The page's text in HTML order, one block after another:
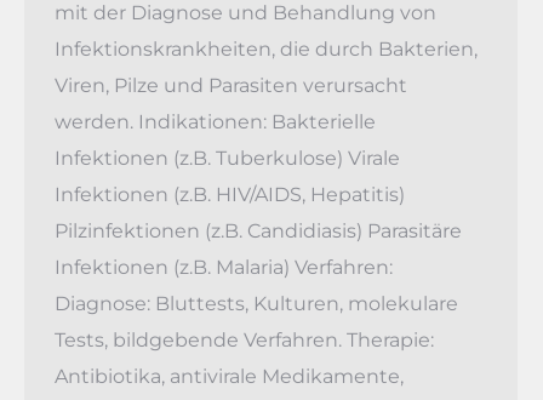
mit der Diagnose und Behandlung von
Infektionskrankheiten, die durch Bakterien,
Viren, Pilze und Parasiten verursacht
werden. Indikationen: Bakterielle
Infektionen (z.B. Tuberkulose) Virale
Infektionen (z.B. HIV/AIDS, Hepatitis)
Pilzinfektionen (z.B. Candidiasis) Parasitäre
Infektionen (z.B. Malaria) Verfahren:
Diagnose: Bluttests, Kulturen, molekulare
Tests, bildgebende Verfahren. Therapie:
Antibiotika, antivirale Medikamente,